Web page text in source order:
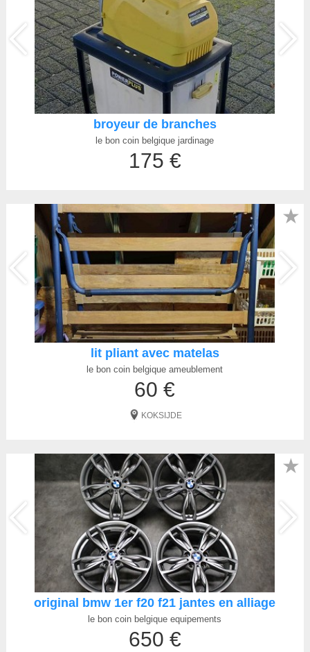
broyeur de branches
le bon coin belgique jardinage
175 €
lit pliant avec matelas
le bon coin belgique ameublement
60 €
KOKSIJDE
★
original bmw 1er f20 f21 jantes en alliage
le bon coin belgique equipements
650 €
★